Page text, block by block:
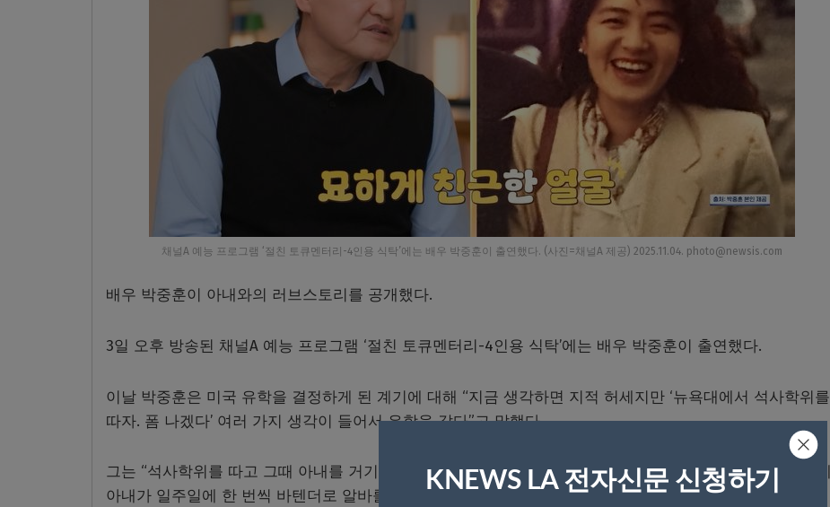
채널A 예능 프로그램 ‘절친 토큐멘터리-4인용 식탁’에는 배우 박중훈이 출연했다. (사진=채널A 제공) 2025.11.04. photo@newsis.com
배우 박중훈이 아내와의 러브스토리를 공개했다.
3일 오후 방송된 채널A 예능 프로그램 ‘절친 토큐멘터리-4인용 식탁’에는 배우 박중훈이 출연했다.
이날 박중훈은 미국 유학을 결정하게 된 계기에 대해 “지금 생각하면 지적 허세지만 ‘뉴욕대에서 석사학위를
따자. 폼 나겠다’ 여러 가지 생각이 들어서 유학을 갔다”고 말했다.
그는 “석사학위를 따고 그때 아내를 거기서 만났다. 저한테 여러 가지로 의미가 있다”며 “주말에 바를 갔는데
아내가 일주일에 한 번씩 바텐더로 알바를 했다. 그 사람이 저랑 얼굴이 비슷하다”고 밝혔다.
KNEWS LA 전자신문 신청하기